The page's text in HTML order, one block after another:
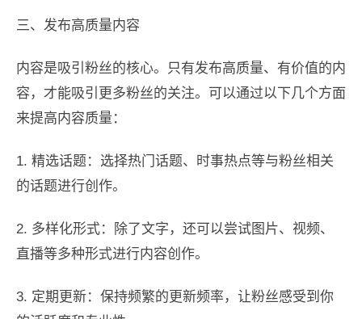
三、发布高质量内容
内容是吸引粉丝的核心。只有发布高质量、有价值的内
容，才能吸引更多粉丝的关注。可以通过以下几个方面
来提高内容质量：
1. 精选话题：选择热门话题、时事热点等与粉丝相关
的话题进行创作。
2. 多样化形式：除了文字，还可以尝试图片、视频、
直播等多种形式进行内容创作。
3. 定期更新：保持频繁的更新频率，让粉丝感受到你